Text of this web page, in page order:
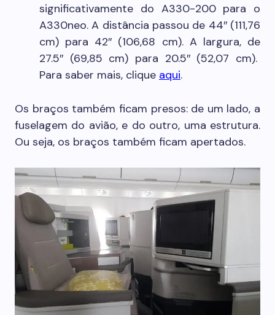
significativamente do A330-200 para o
A330neo. A distância passou de 44″ (111,76
cm) para 42″ (106,68 cm). A largura, de
27.5″ (69,85 cm) para 20.5″ (52,07 cm).
Para saber mais, clique aqui.
Os braços também ficam presos: de um lado, a
fuselagem do avião, e do outro, uma estrutura.
Ou seja, os braços também ficam apertados.